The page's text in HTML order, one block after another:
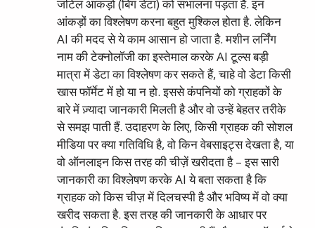
जटिल आंकड़ों (बिग डेटा) को संभालना पड़ता है. इन
आंकड़ों का विश्लेषण करना बहुत मुश्किल होता है. लेकिन
AI की मदद से ये काम आसान हो जाता है. मशीन लर्निंग
नाम की टेक्नोलॉजी का इस्तेमाल करके AI टूल्स बड़ी
मात्रा में डेटा का विश्लेषण कर सकते हैं, चाहे वो डेटा किसी
खास फॉर्मेट में हो या न हो. इससे कंपनियों को ग्राहकों के
बारे में ज़्यादा जानकारी मिलती है और वो उन्हें बेहतर तरीके
से समझ पाती हैं. उदाहरण के लिए, किसी ग्राहक की सोशल
मीडिया पर क्या गतिविधि है, वो किन वेबसाइट्स देखता है, या
वो ऑनलाइन किस तरह की चीज़ें खरीदता है – इस सारी
जानकारी का विश्लेषण करके AI ये बता सकता है कि
ग्राहक को किस चीज़ में दिलचस्पी है और भविष्य में वो क्या
खरीद सकता है. इस तरह की जानकारी के आधार पर